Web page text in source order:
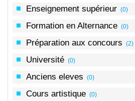
Enseignement supérieur (0)
Formation en Alternance (0)
Préparation aux concours (2)
Université (0)
Anciens eleves (0)
Cours artistique (0)